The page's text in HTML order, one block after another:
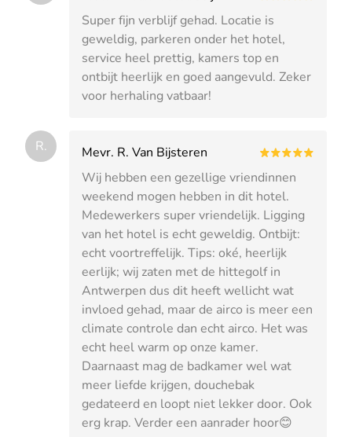
Super fijn verblijf gehad. Locatie is
geweldig, parkeren onder het hotel,
service heel prettig, kamers top en
ontbijt heerlijk en goed aangevuld. Zeker
voor herhaling vatbaar!
R.
Mevr. R. Van Bijsteren
Wij hebben een gezellige vriendinnen
weekend mogen hebben in dit hotel.
Medewerkers super vriendelijk. Ligging
van het hotel is echt geweldig. Ontbijt:
echt voortreffelijk. Tips: oké, heerlijk
eerlijk; wij zaten met de hittegolf in
Antwerpen dus dit heeft wellicht wat
invloed gehad, maar de airco is meer een
climate controle dan echt airco. Het was
echt heel warm op onze kamer.
Daarnaast mag de badkamer wel wat
meer liefde krijgen, douchebak
gedateerd en loopt niet lekker door. Ook
erg krap. Verder een aanrader hoor😊